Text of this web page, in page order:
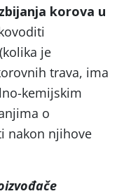
korova u
je
trava, ima
kemijskim
o
nakon njihove